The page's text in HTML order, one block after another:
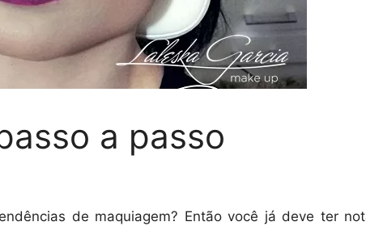
a passo
de maquiagem? Então você já deve ter